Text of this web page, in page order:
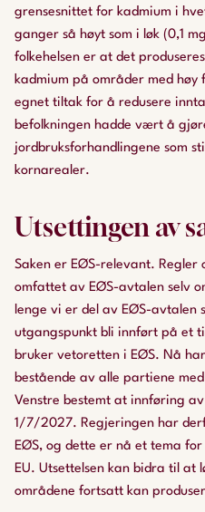
grensesnittet for kadmium i
ganger så høyt som i løk (0,1
folkehelsen er at det
kadmium på områder med høy
egnet tiltak for å redusere
befolkningen hadde vært å
jordbruksforhandlingene som
kornarealer.
Utsettingen av
Saken er EØS-relevant.
omfattet av EØS-avtalen selv
lenge vi er del av EØS-avtalen
utgangspunkt bli innført på et
bruker vetoretten i EØS. Nå
bestående av alle partiene
Venstre bestemt at innføring
1/7/2027. Regjeringen har
EØS, og dette er nå et tema
EU. Utsettelsen kan bidra til at
områdene fortsatt kan